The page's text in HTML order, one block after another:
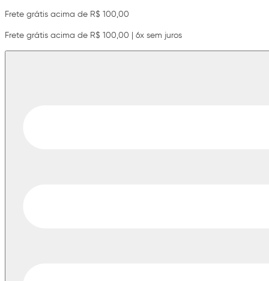
Frete grátis acima de R$ 100,00
Frete grátis acima de R$ 100,00 | 6x sem juros